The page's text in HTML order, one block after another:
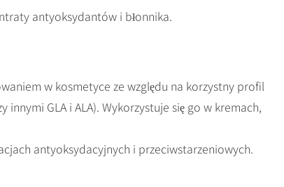
antyoksydantów i błonnika.
w kosmetyce ze względu na korzystny profil
innymi GLA i ALA). Wykorzystuje się go w kremach,
antyoksydacyjnych i przeciwstarzeniowych.